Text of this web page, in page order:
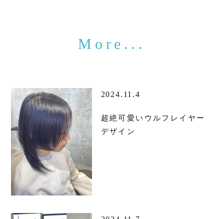
2024.11.4
超絶可愛いウルフレイヤー
デザイン